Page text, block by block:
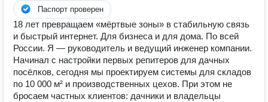
Паспорт проверен
18 лет превращаем «мёртвые зоны» в стабильную связь
и быстрый интернет. Для бизнеса и для дома. По всей
России. Я — руководитель и ведущий инженер компании.
Начинал с настройки первых репитеров для дачных
посёлков, сегодня мы проектируем системы для складов
по 10 000 м² и производственных цехов. При этом не
бросаем частных клиентов: дачники и владельцы